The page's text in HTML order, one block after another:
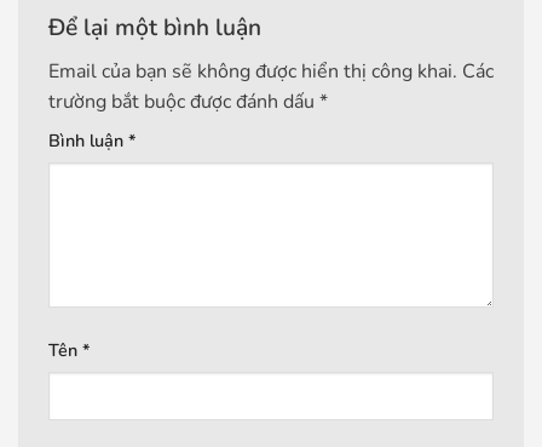
Để lại một bình luận
Email của bạn sẽ không được hiển thị công khai. Các
trường bắt buộc được đánh dấu *
Bình luận *
Tên *